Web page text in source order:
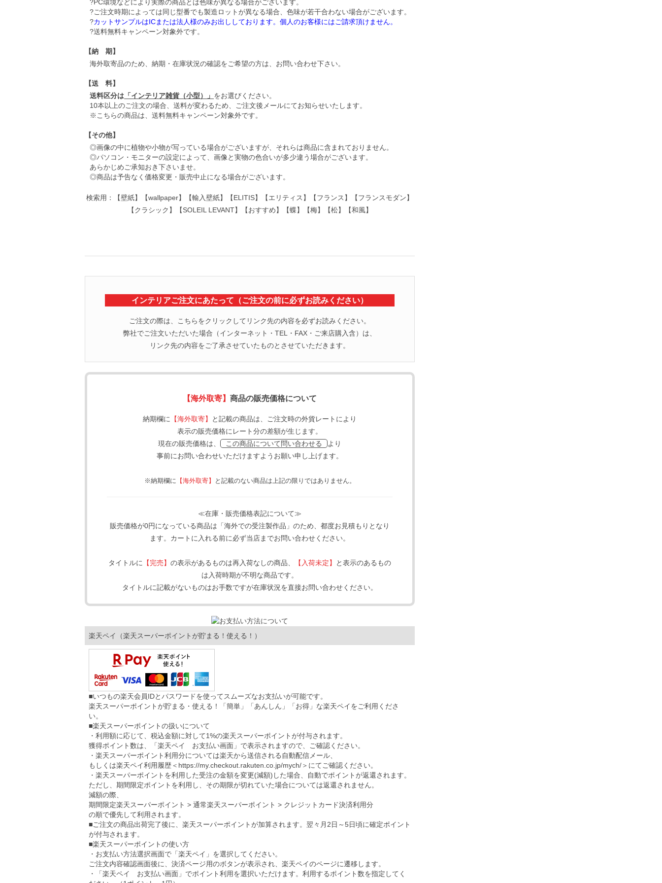
?PC環境などにより実際の商品とは色味が異なる場合がございます。
?ご注文時期によっては同じ型番でも製造ロットが異なる場合、色味が若干合わない場合がございます。
?カットサンプルはICまたは法人様のみお出ししております。個人のお客様にはご請求頂けません。
?送料無料キャンペーン対象外です。
【納 期】
海外取寄品のため、納期・在庫状況の確認をご希望の方は、お問い合わせ下さい。
【送 料】
送料区分は 「インテリア雑貨（小型）」 をお選びください。
10本以上のご注文の場合、送料が変わるため、ご注文後メールにてお知らせいたします。
※こちらの商品は、送料無料キャンペーン対象外です。
【その他】
◎画像の中に植物や小物が写っている場合がございますが、それらは商品に含まれておりません。
◎パソコン・モニターの設定によって、画像と実物の色合いが多少違う場合がございます。
あらかじめご承知おき下さいませ。
◎商品は予告なく価格変更・販売中止になる場合がございます。
検索用：【壁紙】【wallpaper】【輸入壁紙】【ELITIS】【エリティス】【フランス】【フランスモダン】
【クラシック】【SOLEIL LEVANT】【おすすめ】【蝶】【梅】【松】【和風】
インテリアご注文にあたって（ご注文の前に必ずお読みください）
ご注文の際は、こちらをクリックしてリンク先の内容を必ずお読みください。
弊社でご注文いただいた場合（インターネット・TEL・FAX・ご来店購入含）は、
リンク先の内容をご了承させていたものとさせていただきます。
【海外取寄】 商品の販売価格について
納期欄に 【海外取寄】
と記載の商品は、ご注文時の外貨レートにより
表示の販売価格にレート分の差額が生じます。
現在の販売価格は、
この商品について問い合わせる
より
事前にお問い合わせいただけますようお願い申し上げます。
※納期欄に 【海外取寄】 と記載のない商品は上記の限りではありません。
≪在庫・販売価格表記について≫
販売価格が0円になっている商品は「海外での受注製作品」のため、都度お見積もりとなり
ます。カートに入れる前に必ず当店までお問い合わせください。
タイトルに 【完売】 の表示があるものは再入荷なしの商品、 【入荷未定】
と表示のあるもの
は入荷時期が不明な商品です。
タイトルに記載がないものはお手数ですが在庫状況を直接お問い合わせください。
楽天ペイ（楽天スーパーポイントが貯まる！使える！）
■いつもの楽天会員IDとパスワードを使ってスムーズなお支払いが可能です。
楽天スーパーポイントが貯まる・使える！「簡単」「あんしん」「お得」な楽天ペイをご利用くださ
い。
■楽天スーパーポイントの扱いについて
・利用額に応じて、税込金額に対して1%の楽天スーパーポイントが付与されます。
獲得ポイント数は、「楽天ペイ お支払い画面」で表示されますので、ご確認ください。
・楽天スーパーポイント利用分については楽天から送信される自動配信メール、
もしくは楽天ペイ利用履歴＜ https://my.checkout.rakuten.co.jp/mych/＞にてご確認ください。
・楽天スーパーポイントを利用した受注の金額を変更(減額)した場合、自動でポイントが返還されます。
ただし、期間限定ポイントを利用し、その期限が切れていた場合については返還されません。
減額の際、
期間限定楽天スーパーポイント > 通常楽天スーパーポイント > クレジットカード決済利用分
の順で優先して利用されます。
■ご注文の商品出荷完了後に、楽天スーパーポイントが加算されます。翌々月2日～5日頃に確定ポイント
が付与されます。
■楽天スーパーポイントの使い方
・お支払い方法選択画面で「楽天ペイ」を選択してください。
ご注文内容確認画面後に、決済ページ用のボタンが表示され、楽天ペイのページに遷移します。
・「楽天ペイ お支払い画面」でポイント利用を選択いただけます。利用するポイント数を指定してく